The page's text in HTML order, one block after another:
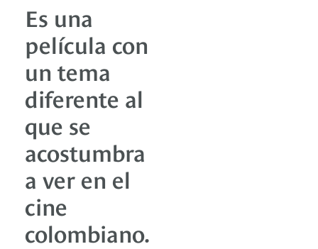
Es una
película con
un tema
diferente al
que se
acostumbra
a ver en el
cine
colombiano.